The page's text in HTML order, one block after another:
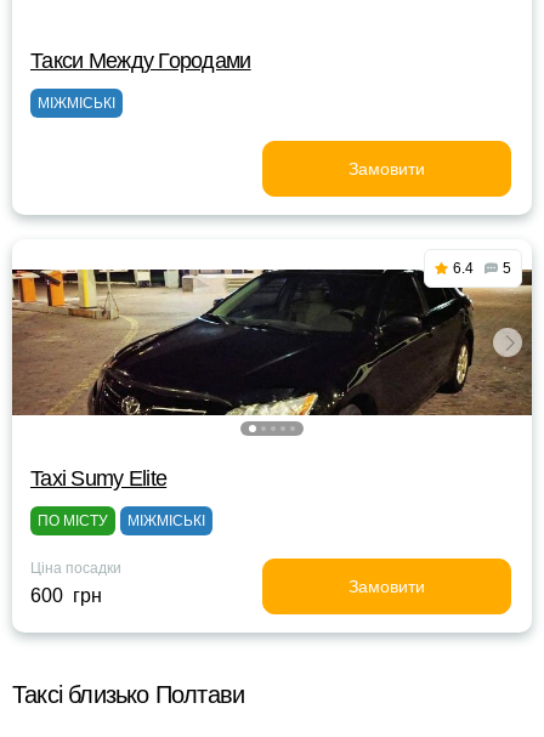
Такси Между Городами
МІЖМІСЬКІ
Замовити
6.4 5
Taxi Sumy Elite
ПО МІСТУ МІЖМІСЬКІ
Ціна посадки
600 грн Замовити
Таксі близько Полтави